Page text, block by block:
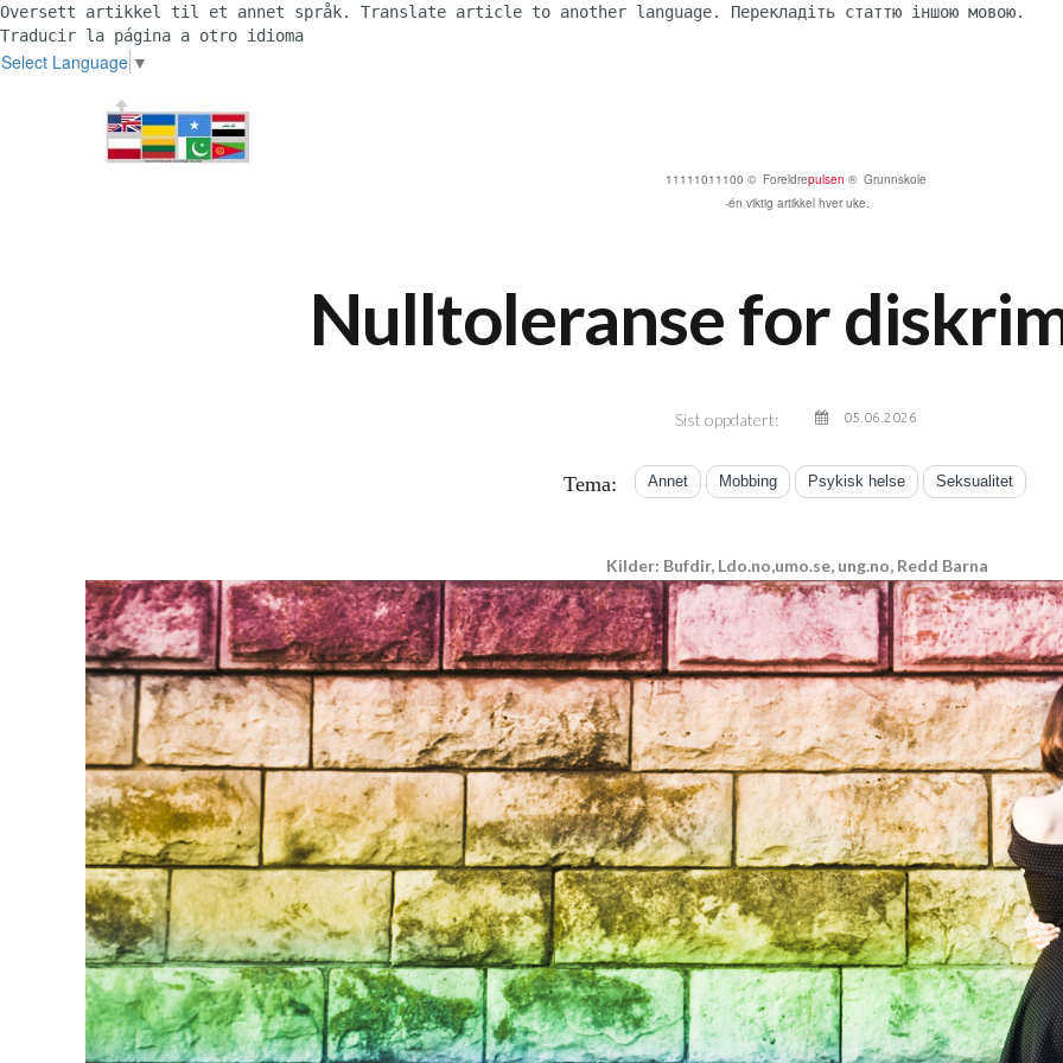
Oversett artikkel til et annet språk. Translate article to another language. Перекладіть статтю іншою мовою.
Traducir la página a otro idioma
Select Language ▼
11111011100 © Foreldrepulsen ® Grunnskole
-én viktig artikkel hver uke.
Nulltoleranse for
Sist oppdatert: 05.06.2026
Tema: Annet Mobbing Psykisk helse Seksualitet
Kilder: Bufdir, Ldo.no,umo.se, ung.no, Redd Barna